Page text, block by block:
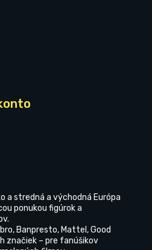
a stredná a východná Európa
ponukou figúrok a
Banpresto, Mattel, Good
značiek – pre fanúšikov